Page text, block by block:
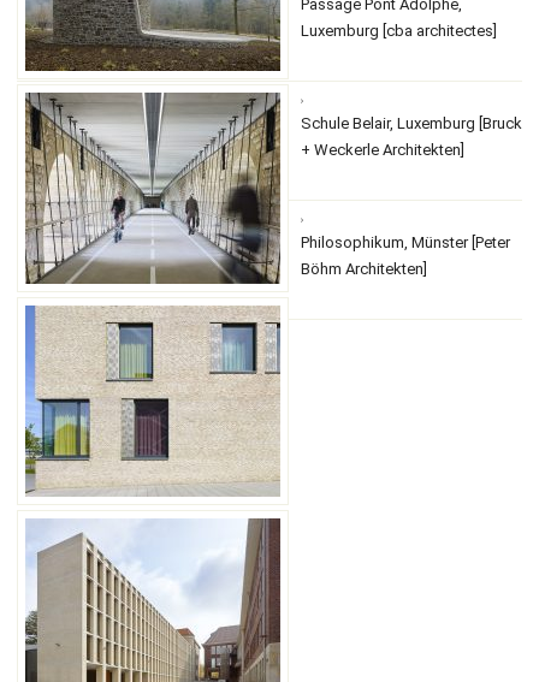
Passage Pont Adolphe,
Luxemburg [cba architectes]
Schule Belair, Luxemburg [Bruck
+ Weckerle Architekten]
Philosophikum, Münster [Peter
Böhm Architekten]